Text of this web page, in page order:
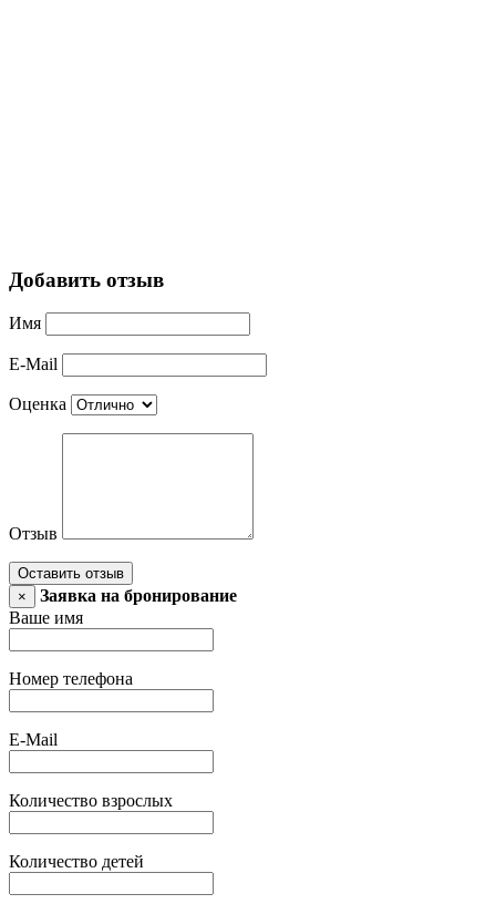
Добавить отзыв
Имя
E-Mail
Оценка
Отзыв
Оставить отзыв
×
Заявка на бронирование
Ваше имя
Номер телефона
E-Mail
Количество взрослых
Количество детей